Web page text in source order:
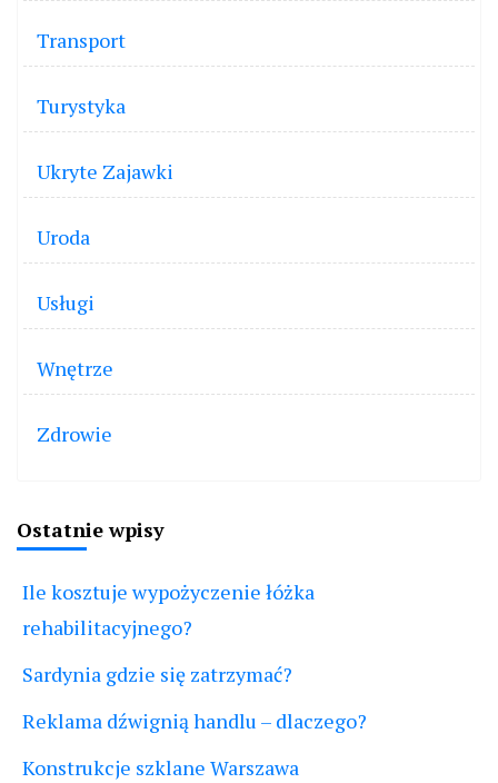
Transport
Turystyka
Ukryte Zajawki
Uroda
Usługi
Wnętrze
Zdrowie
Ostatnie wpisy
Ile kosztuje wypożyczenie łóżka
rehabilitacyjnego?
Sardynia gdzie się zatrzymać?
Reklama dźwignią handlu – dlaczego?
Konstrukcje szklane Warszawa